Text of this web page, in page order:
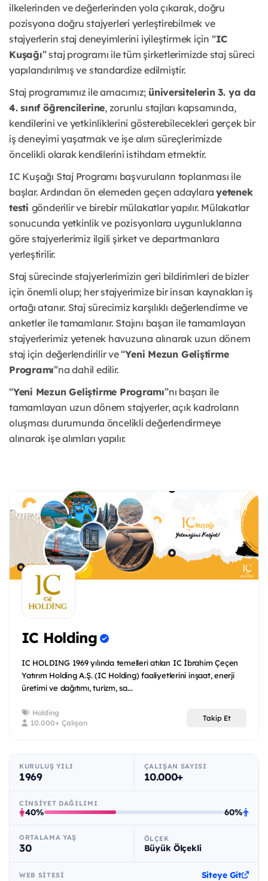
ilkelerinden ve değerlerinden yola çıkarak, doğru
pozisyona doğru stajyerleri yerleştirebilmek ve
stajyerlerin staj deneyimlerini iyileştirmek için “IC
Kuşağı” staj programı ile tüm şirketlerimizde staj süreci
yapılandırılmış ve standardize edilmiştir.
Staj programımız ile amacımız; üniversitelerin 3. ya da
4. sınıf öğrencilerine, zorunlu stajları kapsamında,
kendilerini ve yetkinliklerini gösterebilecekleri gerçek bir
iş deneyimi yaşatmak ve işe alım süreçlerimizde
öncelikli olarak kendilerini istihdam etmektir.
IC Kuşağı Staj Programı başvuruların toplanması ile
başlar. Ardından ön elemeden geçen adaylarayetenek
testi gönderilir ve birebir mülakatlar yapılır. Mülakatlar
sonucunda yetkinlik ve pozisyonlara uygunluklarına
göre stajyerlerimiz ilgili şirket ve departmanlara
yerleştirilir.
Staj sürecinde stajyerlerimizin geri bildirimleri de bizler
için önemli olup; her stajyerimize bir insan kaynakları iş
ortağı atanır. Staj sürecimiz karşılıklı değerlendirme ve
anketler ile tamamlanır. Stajını başarı ile tamamlayan
stajyerlerimiz yetenek havuzuna alınarak uzun dönem
staj için değerlendirilir ve “Yeni Mezun Geliştirme
Programı”na dahil edilir.
“Yeni Mezun Geliştirme Programı”nı başarı ile
tamamlayan uzun dönem stajyerler, açık kadroların
oluşması durumunda öncelikli değerlendirmeye
alınarak işe alımları yapılır.
IC Holding
IC HOLDING 1969 yılında temelleri atılan IC İbrahim Çeçen
Yatırım Holding A.Ş. (IC Holding) faaliyetlerini inşaat, enerji
üretimi ve dağıtımı, turizm, sa...
Holding
10.000+ Çalışan
Takip Et
KURULUŞ YILI
1969
ÇALIŞAN SAYISI
10.000+
CINSIYET DAĞILIMI
40% 60%
ORTALAMA YAŞ
30
ÖLÇEK
Büyük Ölçekli
WEB SITESI Siteye Git